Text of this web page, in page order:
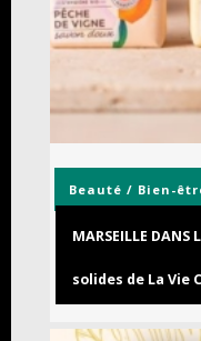
Beauté / Bien-
MARSEILLE
solides de La Vie